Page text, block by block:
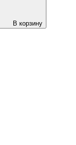
В корзину